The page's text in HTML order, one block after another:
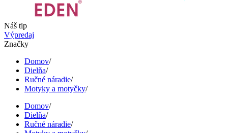
Náš tip
Výpredaj
Značky
Domov/
Dielňa/
Ručné náradie/
Motyky a motyčky/
Domov/
Dielňa/
Ručné náradie/